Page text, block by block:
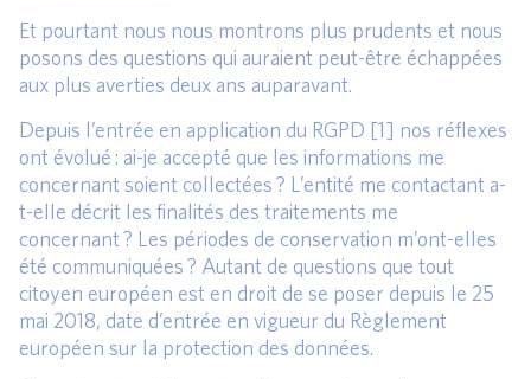
Et pourtant nous nous montrons plus prudents et nous
posons des questions qui auraient peut-être échappées
aux plus averties deux ans auparavant.
Depuis l’entrée en application du RGPD [1] nos réflexes
ont évolué : ai-je accepté que les informations me
concernant soient collectées ? L’entité me contactant a-
t-elle décrit les finalités des traitements me
concernant ? Les périodes de conservation m’ont-elles
été communiquées ? Autant de questions que tout
citoyen européen est en droit de se poser depuis le 25
mai 2018, date d’entrée en vigueur du Règlement
européen sur la protection des données.